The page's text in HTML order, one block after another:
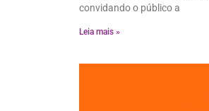
convidando o público a
Leia mais »